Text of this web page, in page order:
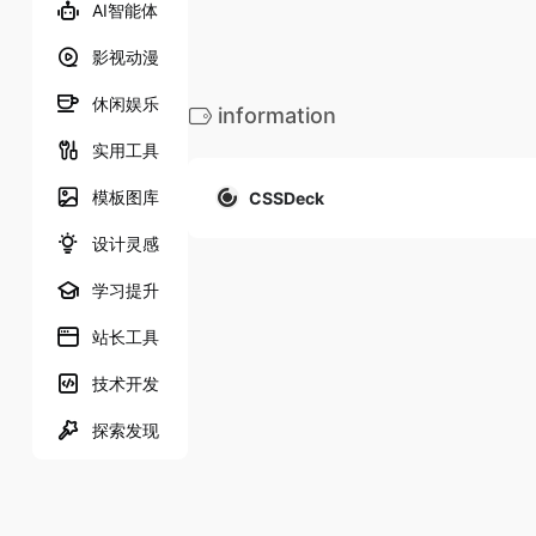
AI智能体
影视动漫
休闲娱乐
实用工具
模板图库
设计灵感
学习提升
站长工具
技术开发
探索发现
information
CSSDeck